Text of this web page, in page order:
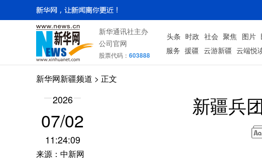
新华通讯社主办
公司官网
股票代码： 603888
头条 时政 社会 聚焦 图片
服务 援疆 云游新疆 云端悦
新华网新疆频道 > 正文
2026
07/02
11:24:09
来源：中新网
新疆兵